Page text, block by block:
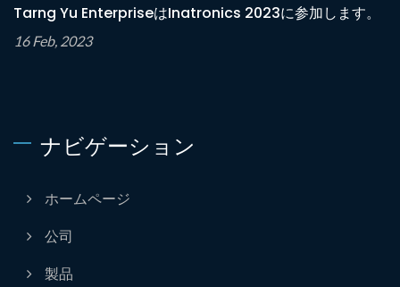
Tarng Yu EnterpriseはInatronics 2023に参加します。
16 Feb, 2023
ナビゲーション
ホームページ
公司
製品